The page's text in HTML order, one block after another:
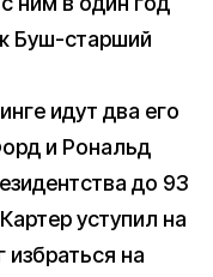
Буш-старший
идут два его
и Рональд
до 93
уступил на
избраться на